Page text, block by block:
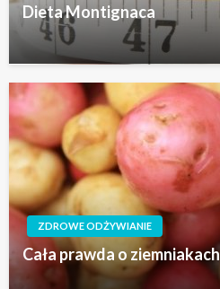
Dieta Montignaca
ZDROWE ODŻYWIANIE
Cała prawda o ziemniakach